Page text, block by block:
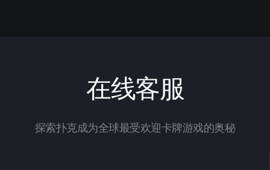
在线客服
探索扑克成为全球最受欢迎卡牌游戏的奥秘